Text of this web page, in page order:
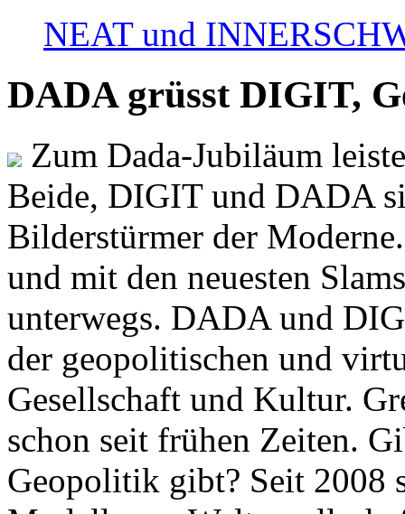
NEAT und
DADA grüsst DIGIT,
Zum Dada-Jubiläum
Beide, DIGIT und DADA
Bilderstürmer der
und mit den neuesten
unterwegs. DADA und
der geopolitischen und
Gesellschaft und Kultur.
schon seit frühen Zeiten.
Geopolitik gibt? Seit 2008